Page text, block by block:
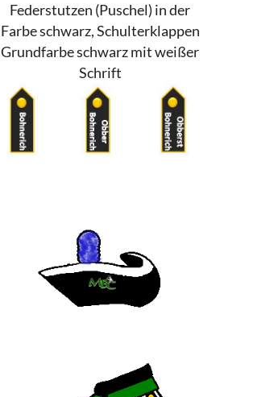
Federstutzen (Puschel) in der
Farbe schwarz, Schulterklappen
Grundfarbe schwarz mit weißer
Schrift